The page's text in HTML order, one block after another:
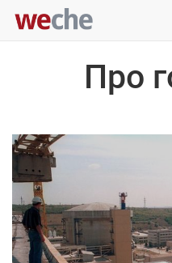
Про